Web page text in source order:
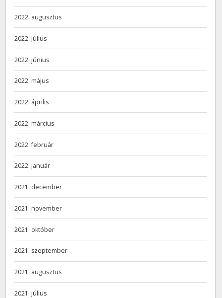
2022. augusztus
2022. július
2022. június
2022. május
2022. április
2022. március
2022. február
2022. január
2021. december
2021. november
2021. október
2021. szeptember
2021. augusztus
2021. július